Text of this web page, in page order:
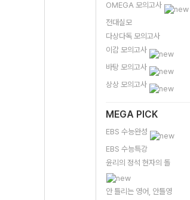
OMEGA 모의고사
전대실모
다상다독 모의고사
이감 모의고사
바탕 모의고사
상상 모의고사
MEGA PICK
EBS 수능완성
EBS 수능특강
윤리의 정석 현자의 돌
안 틀리는 영어, 안틀영